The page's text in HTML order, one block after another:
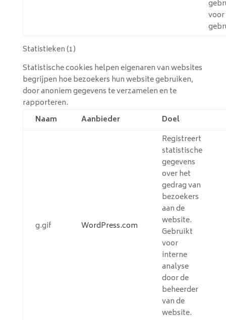
voor
Statistieken (1)
Statistische cookies helpen eigenaren van websites
begrijpen hoe bezoekers hun website gebruiken,
door anoniem gegevens te verzamelen en te
rapporteren.
Naam
Aanbieder Doel
g.gif WordPress.com
Registreert
statistische
gegevens
over het
gedrag van
bezoekers
aan de
website.
Gebruikt
voor
interne
analyse
door de
beheerder
van de
website.